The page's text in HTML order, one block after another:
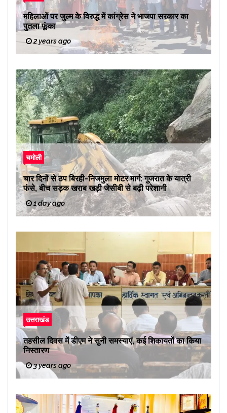
महिलाओं पर जुल्म के विरुद्ध में कांग्रेस ने भाजपा सरकार का
पुतला फूंका
2 years ago
चमोली
चार दिनों से ठप बिरही-निजमुला मोटर मार्ग: गुजरात के यात्री
फंसे, बीच सड़क खराब खड़ी जेसीबी से बढ़ी परेशानी
1 day ago
उत्तराखंड
तहसील दिवस में डीएम ने सुनी समस्याएं, कई शिकायतों का किया
निस्तारण
3 years ago